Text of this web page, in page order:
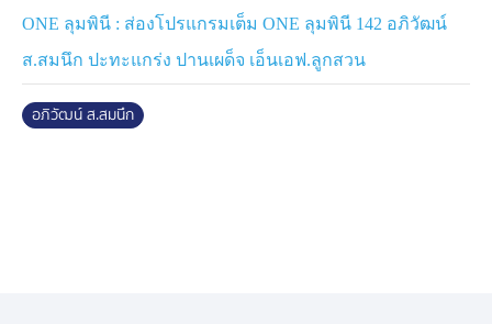
เอฟ.ลูกสวน ชั่งได้ 129.4 ป. (มวยไทย รุ่นฟลายเวต 125-
135 ป.)
- ดอนคิงส์ โยธารักษ์มวยไทย ชั่งได้ 134.8 ป. vs เกรเกอร์
ทอม ชั่งได้ 134.8 ป. (มวยไทย รุ่นฟลายเวต 125-135 ป.)
ONE ลุมพินี : ส่องโปรแกรมเต็ม ONE ลุมพินี 142 อภิวัฒน์
ส.สมนึก ปะทะแกร่ง ปานเผด็จ เอ็นเอฟ.ลูกสวน
อภิวัฒน์ ส.สมนึก